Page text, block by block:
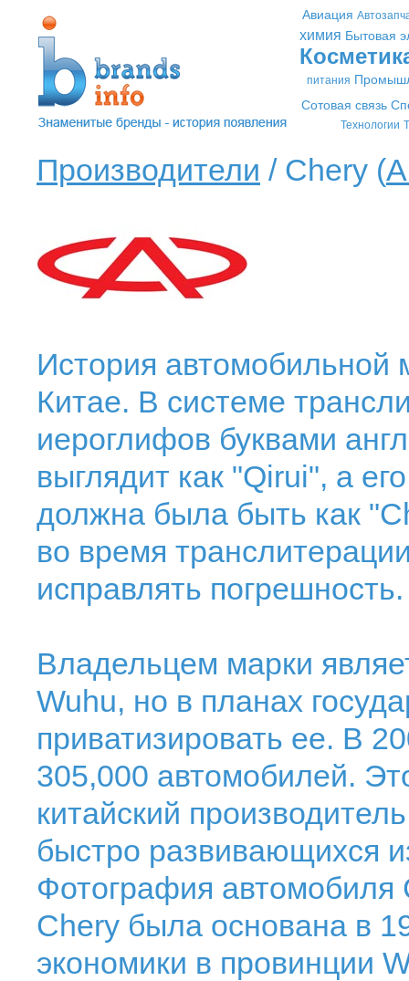
Авиация
химия Бытовая
питания
Сотовая связь
Технологии
Производители / Chery (
История автомобильной
Китае. В системе
иероглифов буквами
выглядит как "Qirui", а
должна была быть как
во время
исправлять погрешность.
Владельцем марки
Wuhu, но в планах
приватизировать ее. В
305,000 автомобилей.
китайский
быстро развивающихся
Фотография автомобиля
Chery была основана в
экономики в провинции